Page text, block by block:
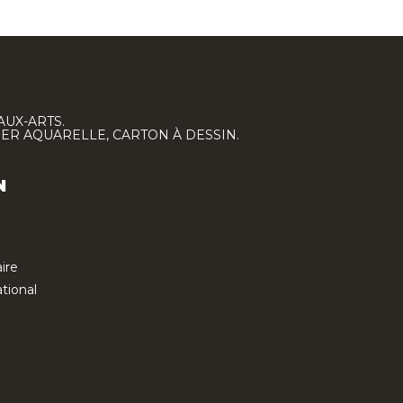
ARTS.
AQUARELLE, CARTON À DESSIN.